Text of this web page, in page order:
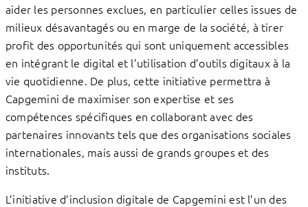
aider les personnes exclues, en particulier celles issues de
milieux désavantagés ou en marge de la société, à tirer
profit des opportunités qui sont uniquement accessibles
en intégrant le digital et l’utilisation d’outils digitaux à la
vie quotidienne. De plus, cette initiative permettra à
Capgemini de maximiser son expertise et ses
compétences spécifiques en collaborant avec des
partenaires innovants tels que des organisations sociales
internationales, mais aussi de grands groupes et des
instituts.
L’initiative d’inclusion digitale de Capgemini est l’un des